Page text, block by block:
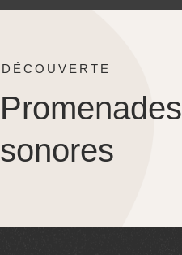
DÉCOUVERTE
Promenades
sonores